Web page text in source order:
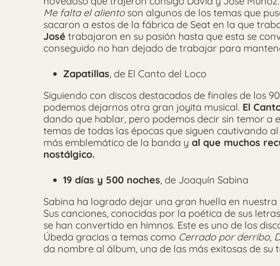
Me falta el alientoson algunos de los temas que
sacaron a estos de la fábrica de Seat en la que
José trabajaron en su pasión hasta que esta se
conseguido no han dejado de trabajar para
Zapatillas, de El Canto del Loco
Siguiendo con discos destacados de finales de los
podemos dejarnos otra gran joyita musical. El
dando que hablar, pero podemos decir sin temor a
temas de todas las épocas que siguen cautivando
más emblemático de la banda y al que muchos
nostálgico.
19 días y 500 noches, de Joaquín Sabina
Sabina ha logrado dejar una gran huella en
Sus canciones, conocidas por la poética de sus
se han convertido en himnos. Este es uno de los
Úbeda gracias a temas como Cerrado por derribo,
da nombre al álbum, una de las más exitosas de su